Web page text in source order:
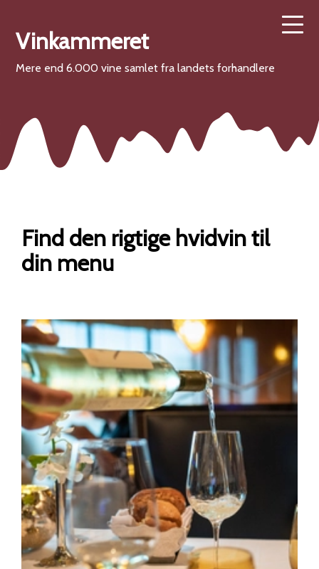
Vinkammeret
Mere end 6.000 vine samlet fra landets forhandlere
Find den rigtige hvidvin til
din menu